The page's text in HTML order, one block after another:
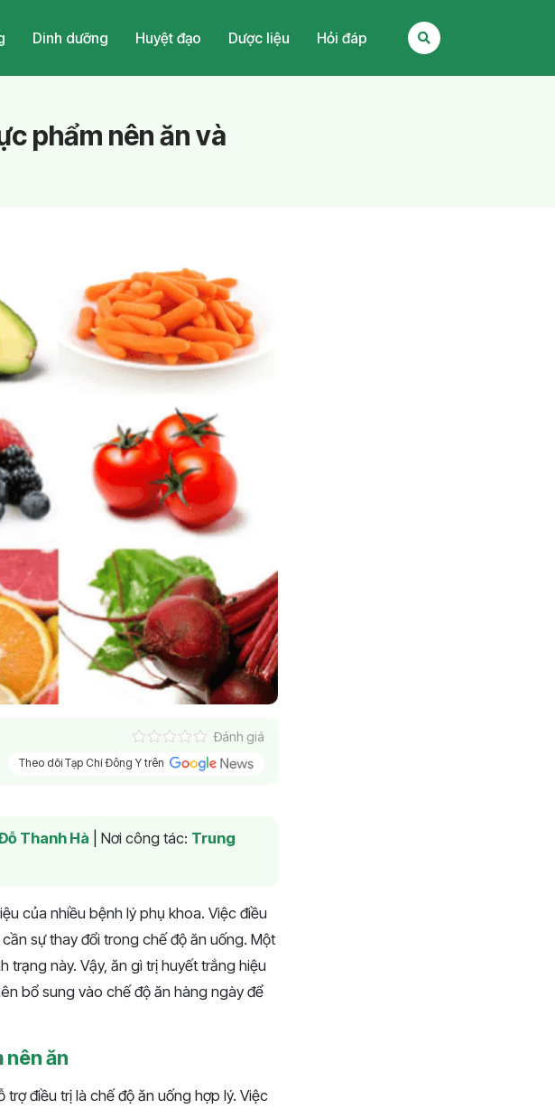
Dinh dưỡng Huyệt đạo Dược liệu Hỏi đáp
phẩm nên ăn và
Đánh giá
Theo dõi Tạp Chí Đông Y trên
Thanh Hà Nơi công tác: Trung
của nhiều bệnh lý phụ khoa. Việc điều
sự thay đổi trong chế độ ăn uống. Một
trạng này. Vậy, ăn gì trị huyết trắng hiệu
bổ sung vào chế độ ăn hàng ngày để
nên ăn
điều trị là chế độ ăn uống hợp lý. Việc